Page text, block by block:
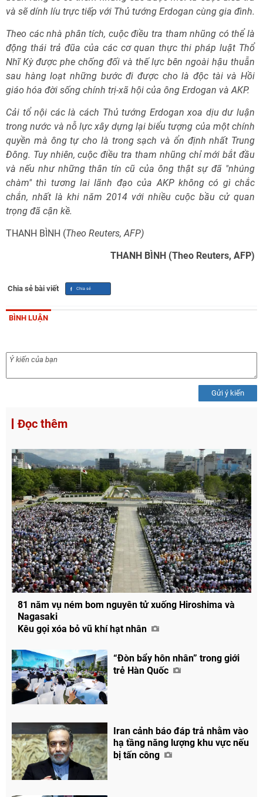
và sẽ dính líu trực tiếp với Thủ tướng Erdogan cùng gia đình.
Theo các nhà phân tích, cuộc điều tra tham nhũng có thể là
động thái trả đũa của các cơ quan thực thi pháp luật Thổ
Nhĩ Kỳ được phe chống đối và thế lực bên ngoài hậu thuẫn
sau hàng loạt những bước đi được cho là độc tài và Hồi
giáo hóa đời sống chính trị-xã hội của ông Erdogan và AKP.
Cải tổ nội các là cách Thủ tướng Erdogan xoa dịu dư luận
trong nước và nỗ lực xây dựng lại biểu tượng của một chính
quyền mà ông tự cho là trong sạch và ổn định nhất Trung
Đông. Tuy nhiên, cuộc điều tra tham nhũng chỉ mới bắt đầu
và nếu như những thân tín cũ của ông thật sự đã "nhúng
chàm" thì tương lai lãnh đạo của AKP không có gì chắc
chắn, nhất là khi năm 2014 với nhiều cuộc bầu cử quan
trọng đã cận kề.
THANH BÌNH (Theo Reuters, AFP)
THANH BÌNH (Theo Reuters, AFP)
Chia sẻ bài viết
BÌNH LUẬN
Gửi ý kiến
Đọc thêm
81 năm vụ ném bom nguyên tử xuống Hiroshima và
Nagasaki
Kêu gọi xóa bỏ vũ khí hạt nhân
“Đòn bẩy hôn nhân” trong giới
trẻ Hàn Quốc
Iran cảnh báo đáp trả nhằm vào
hạ tầng năng lượng khu vực nếu
bị tấn công